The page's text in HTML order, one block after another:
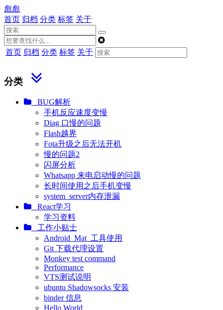
彪彪
首页 归档 分类 标签 关于
首页 归档 分类 标签 关于
分类
BUG解析
手机反应速度变慢
Diag 口慢的问题
Flash越界
Fota升级之后无法开机
慢的问题2
闪屏分析
Whatsapp 来电启动慢的问题
长时间使用之后手机变慢
system_server内存泄漏
React学习
学习资料
工作小贴士
Android_Mat_工具使用
Git 下载代理设置
Monkey test command
Performance
VTS测试说明
ubuntu Shadowsocks 安装
binder 信息
Hello World